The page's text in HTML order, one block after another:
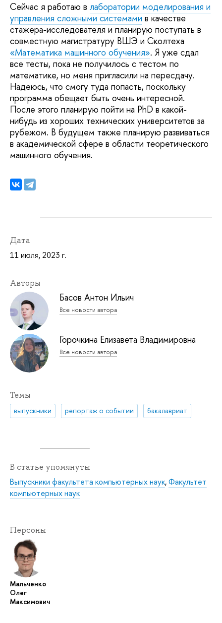
Сейчас я работаю в лаборатории моделирования и
управления сложными системами в качестве
стажера-исследователя и планирую поступать в
совместную магистратуру ВШЭ и Сколтеха
«Математика машинного обучения». Я уже сдал
все тесты, пока не получилось с тестом по
математике, но меня пригласили на пересдачу.
Надеюсь, что смогу туда попасть, поскольку
программа обещает быть очень интересной.
После этого планирую пойти на PhD в какой-
нибудь из хороших технических университетов за
рубежом. В будущем также планирую развиваться
в академической сфере в области теоретического
машинного обучения.
Дата
11 июля, 2023 г.
Авторы
Басов Антон Ильич
Все новости автора
Горочкина Елизавета Владимировна
Все новости автора
Темы
выпускники репортаж о событии бакалавриат
В статье упомянуты
Выпускники факультета компьютерных наук,Факультет
компьютерных наук
Персоны
Мальченко
Олег
Максимович